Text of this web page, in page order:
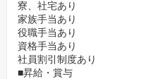
寮、社宅あり
家族手当あり
役職手当あり
資格手当あり
社員割引制度あり
■昇給・賞与